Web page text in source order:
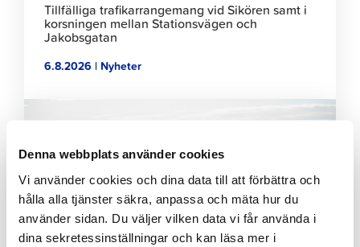
Denna webbplats använder cookies
Vi använder cookies och dina data till att förbättra och
hålla alla tjänster säkra, anpassa och mäta hur du
använder sidan. Du väljer vilken data vi får använda i
dina sekretessinställningar och kan läsa mer i
Tillfälliga trafikarrangemang vid Sikören samt i
korsningen mellan Stationsvägen och
Jakobsgatan
6.8.2026 | Nyheter
för
läsa
artikeln